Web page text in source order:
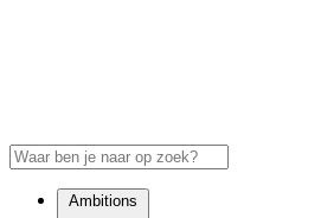
Ambitions